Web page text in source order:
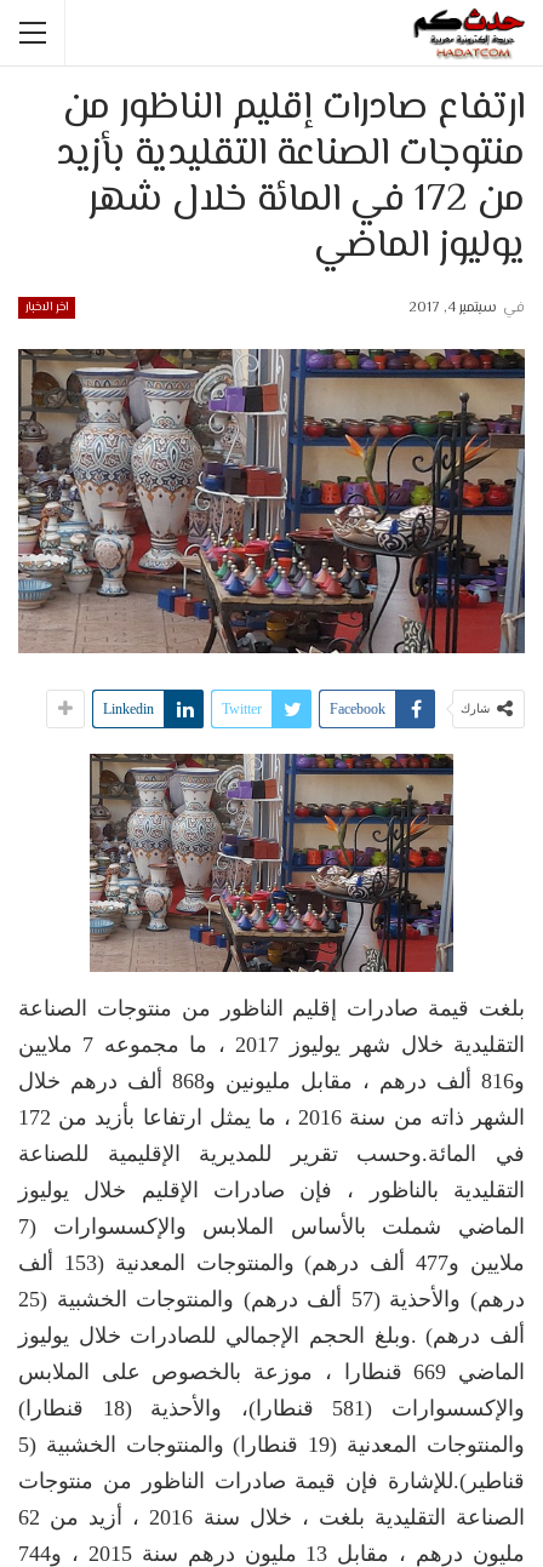
ارتفاع صادرات إقليم الناظور من
منتوجات الصناعة التقليدية بأزيد
من 172 في المائة خلال شهر
يوليوز الماضي
اخر الاخبار في سبتمبر 4, 2017
شارك Facebook
Twitter
Linkedin
بلغت قيمة صادرات إقليم الناظور من منتوجات الصناعة
التقليدية خلال شهر يوليوز 2017 ، ما مجموعه 7 ملايين
و816 ألف درهم ، مقابل مليونين و868 ألف درهم خلال
الشهر ذاته من سنة 2016 ، ما يمثل ارتفاعا بأزيد من 172
في المائة.وحسب تقرير للمديرية الإقليمية للصناعة
التقليدية بالناظور ، فإن صادرات الإقليم خلال يوليوز
الماضي شملت بالأساس الملابس والإكسسوارات (7
ملايين و477 ألف درهم) والمنتوجات المعدنية (153 ألف
درهم) والأحذية (57 ألف درهم) والمنتوجات الخشبية (25
ألف درهم) .وبلغ الحجم الإجمالي للصادرات خلال يوليوز
الماضي 669 قنطارا ، موزعة بالخصوص على الملابس
والإكسسوارات (581 قنطارا)، والأحذية (18 قنطارا)
والمنتوجات المعدنية (19 قنطارا) والمنتوجات الخشبية (5
قناطير).للإشارة فإن قيمة صادرات الناظور من منتوجات
الصناعة التقليدية بلغت ، خلال سنة 2016 ، أزيد من 62
مليون درهم ، مقابل 13 مليون درهم سنة 2015 ، و744